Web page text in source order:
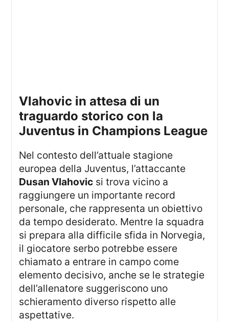
Vlahovic in attesa di un
traguardo storico con la
Juventus in Champions League
Nel contesto dell’attuale stagione
europea della Juventus, l’attaccante
Dusan Vlahovic si trova vicino a
raggiungere un importante record
personale, che rappresenta un obiettivo
da tempo desiderato. Mentre la squadra
si prepara alla difficile sfida in Norvegia,
il giocatore serbo potrebbe essere
chiamato a entrare in campo come
elemento decisivo, anche se le strategie
dell’allenatore suggeriscono uno
schieramento diverso rispetto alle
aspettative.